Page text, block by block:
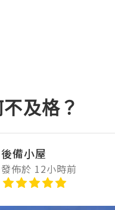
及格？
後備小屋
發佈於 12小時前